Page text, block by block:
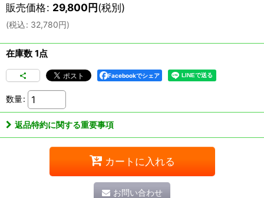
販売価格: 29,800円(税別)
(税込: 32,780円)
在庫数 1点
Facebookでシェア
数量:
返品特約に関する重要事項
カートに入れる
お問い合わせ